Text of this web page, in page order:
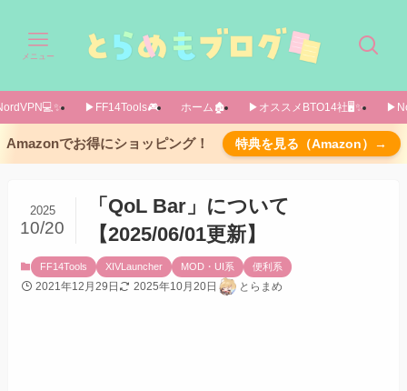
メニュー
▶FF14Tools🎮️ ホーム🏚️ ▶オススメBTO14社🖥️✨️
Amazonでお得にショッピング！ 特典を見る（Amazon）→
「QoL Bar」について
【2025/06/01更新】
2025
10/20
FF14Tools XIVLauncher MOD・UI系 便利系
2021年12月29日 2025年10月20日 とらまめ
カンタンにアイコンを設定できる方法
アイコンリストで左クリック→設定したいボタ
自分でアイコンを用意して設定する方法
導入方法
機能説明